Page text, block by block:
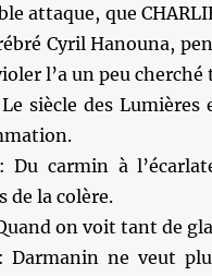
attaque, que
Cyril Hanouna,
l’a un peu cherché
siècle des Lumières
carmin à
de la colère.
on voit tant de
ne veut